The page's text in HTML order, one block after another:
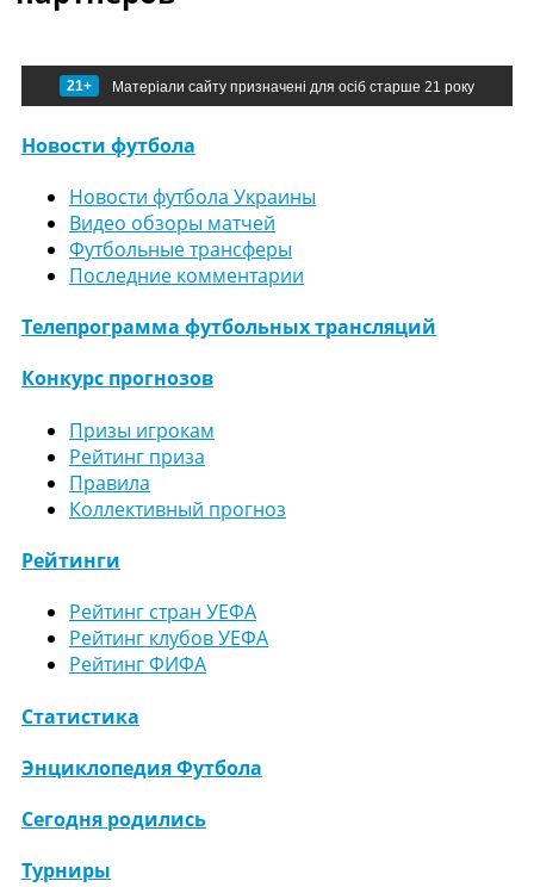
21+ Матеріали сайту призначені для осіб старше 21 року
Новости футбола
Новости футбола Украины
Видео обзоры матчей
Футбольные трансферы
Последние комментарии
Телепрограмма футбольных трансляций
Конкурс прогнозов
Призы игрокам
Рейтинг приза
Правила
Коллективный прогноз
Рейтинги
Рейтинг стран УЕФА
Рейтинг клубов УЕФА
Рейтинг ФИФА
Статистика
Энциклопедия Футбола
Сегодня родились
Турниры